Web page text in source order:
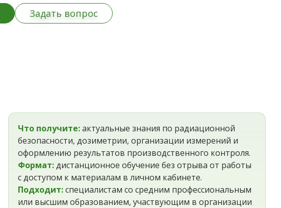
Задать вопрос
Что получите:актуальные знания по радиационной
безопасности, дозиметрии, организации измерений и
оформлению результатов производственного контроля.
Формат:дистанционное обучение без отрыва от работы
с доступом к материалам в личном кабинете.
Подходит:специалистам со средним профессиональным
или высшим образованием, участвующим в организации